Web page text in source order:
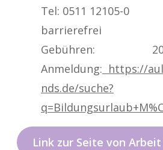
Tel: 0511 12105-0
barrierefrei
Gebühren:
Anmeldung: https://
nds.de/suche?
Link zur Seite von